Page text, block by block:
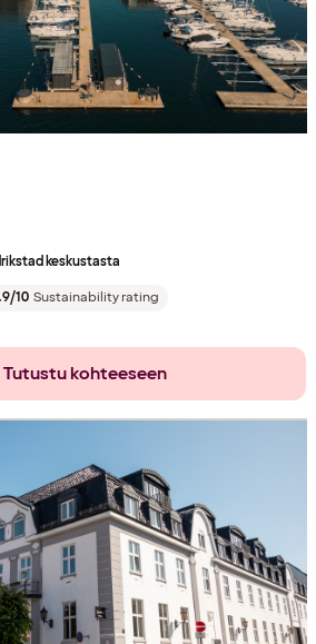
keskustasta
10 Sustainability rating
Tutustu kohteeseen